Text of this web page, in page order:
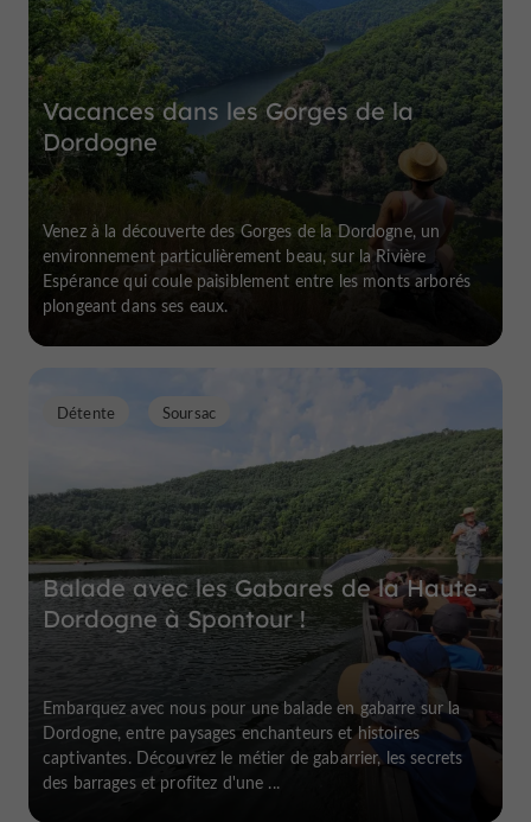
Vacances dans les Gorges de la
Dordogne
Venez à la découverte des Gorges de la Dordogne, un
environnement particulièrement beau, sur la Rivière
Espérance qui coule paisiblement entre les monts arborés
plongeant dans ses eaux.
Balade avec les Gabares de la Haute-
Dordogne à Spontour !
Détente Soursac
Embarquez avec nous pour une balade en gabarre sur la
Dordogne, entre paysages enchanteurs et histoires
captivantes. Découvrez le métier de gabarrier, les secrets
des barrages et profitez d'une ...